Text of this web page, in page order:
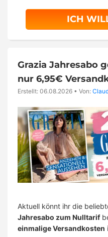
ICH
Grazia Jahresabo
nur 6,95€
Erstellt: 06.08.2026 • Von:
Aktuell könnt ihr die
Jahresabo zum Nulltarif
einmalige Versandkosten